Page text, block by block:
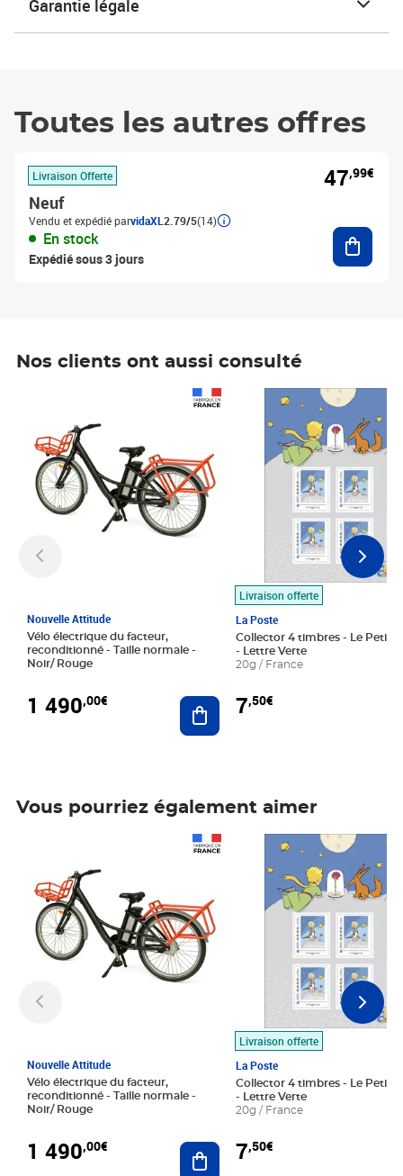
Garantie légale
Toutes les autres offres
Livraison Offerte
Neuf
Vendu et expédié parvidaXL 2.79/5(14)
En stock
Expédié sous 3 jours
47,99€
Nos clients ont aussi consulté
Nouvelle Attitude
Vélo électrique du facteur,
reconditionné - Taille normale -
Noir/ Rouge
1 490,00€ Ajouter au panier
Livraison offerte
La Poste
Collector 4 timbres - Le Petit
- Lettre Verte
20g / France
7,50€
Prix 7,50€
Vous pourriez également aimer
Nouvelle Attitude
Vélo électrique du facteur,
reconditionné - Taille normale -
Noir/ Rouge
1 490,00€ Ajouter au panier
Livraison offerte
La Poste
Collector 4 timbres - Le Petit
- Lettre Verte
20g / France
7,50€
Prix 7,50€